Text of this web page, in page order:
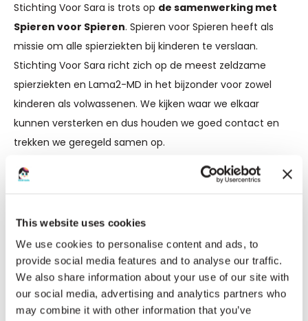
This website uses cookies
We use cookies to personalise content and ads, to
provide social media features and to analyse our traffic.
We also share information about your use of our site with
our social media, advertising and analytics partners who
may combine it with other information that you’ve
Stichting Voor Sara is trots op de samenwerking met
Spieren voor Spieren. Spieren voor Spieren heeft als
missie om alle spierziekten bij kinderen te verslaan.
Stichting Voor Sara richt zich op de meest zeldzame
spierziekten en Lama2-MD in het bijzonder voor zowel
kinderen als volwassenen. We kijken waar we elkaar
kunnen versterken en dus houden we goed contact en
trekken we geregeld samen op.
Ons grootste project samen is het
natuurlijk beloop
ziekenhuis in Nijmegen. Dankzij dit onderzoek wordt beter
in kaart gebracht hoe deze spierziekte verloopt en kunnen
artsen de zorg voor patiënten verbeteren.Lees hier
meerover het onderzoek.
Stichting Voor Sara organiseert jaarlijks een